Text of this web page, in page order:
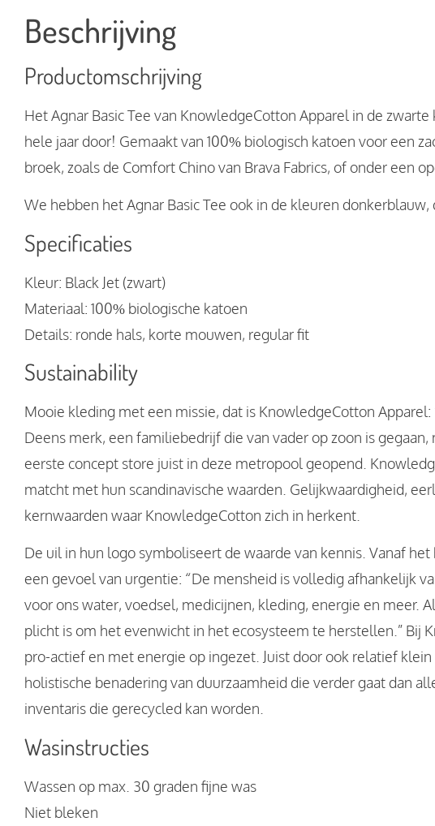
Beschrijving
Productomschrijving
Het Agnar Basic Tee van KnowledgeCotton Apparel in de
hele jaar door! Gemaakt van 100% biologisch katoen voor een
broek, zoals de Comfort Chino van Brava Fabrics, of onder een
We hebben het Agnar Basic Tee ook in de kleuren donkerblauw,
Specificaties
Kleur: Black Jet (zwart)
Materiaal: 100% biologische katoen
Details: ronde hals, korte mouwen, regular fit
Sustainability
Mooie kleding met een missie, dat is KnowledgeCotton
Deens merk, een familiebedrijf die van vader op zoon is
eerste concept store juist in deze metropool geopend.
matcht met hun scandinavische waarden. Gelijkwaardigheid,
kernwaarden waar KnowledgeCotton zich in herkent.
De uil in hun logo symboliseert de waarde van kennis. Vanaf
een gevoel van urgentie: “De mensheid is volledig afhankelijk
voor ons water, voedsel, medicijnen, kleding, energie en meer.
plicht is om het evenwicht in het ecosysteem te herstellen.”
pro-actief en met energie op ingezet. Juist door ook relatief
holistische benadering van duurzaamheid die verder gaat dan
inventaris die gerecycled kan worden.
Wasinstructies
Wassen op max. 30 graden fijne was
Niet bleken